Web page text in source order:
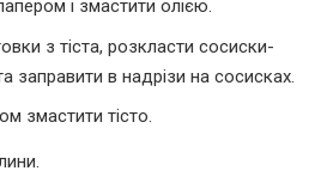
і змастити олією.
з тіста, розкласти сосиски-
заправити в надрізи на сосисках.
змастити тісто.